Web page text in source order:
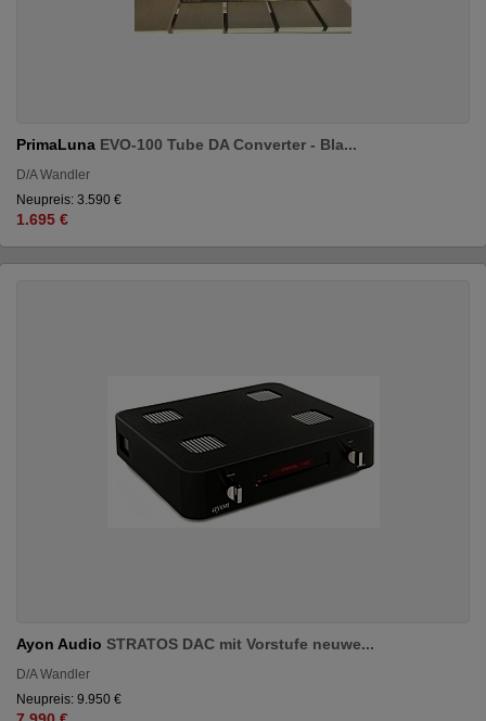
PrimaLuna EVO-100 Tube DA Converter - Bla...
D/A Wandler
Neupreis: 3.590 €
1.695 €
Ayon Audio STRATOS DAC mit Vorstufe neuwe...
D/A Wandler
Neupreis: 9.950 €